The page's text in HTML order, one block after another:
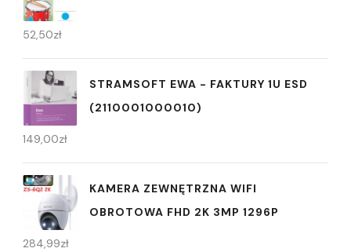
52,50zł
STRAMSOFT EWA - FAKTURY 1U ESD
(2110001000010)
149,00zł
KAMERA ZEWNĘTRZNA WIFI
OBROTOWA FHD 2K 3MP 1296P
284,99zł